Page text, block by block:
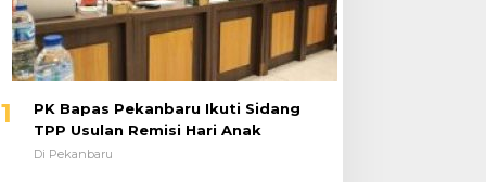
1
PK Bapas Pekanbaru Ikuti Sidang
TPP Usulan Remisi Hari Anak
Di Pekanbaru